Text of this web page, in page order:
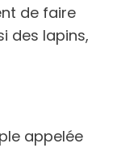
de faire
des lapins,
appelée